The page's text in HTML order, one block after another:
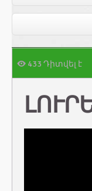
433 Դիտվել է